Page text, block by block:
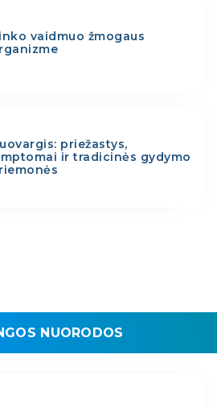
vaidmuo žmogaus
priežastys,
ir tradicinės gydymo
NUORODOS